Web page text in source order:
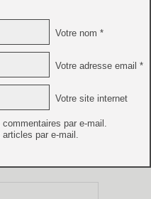
Votre nom *
Votre adresse email *
Votre site internet
par e-mail.
par e-mail.